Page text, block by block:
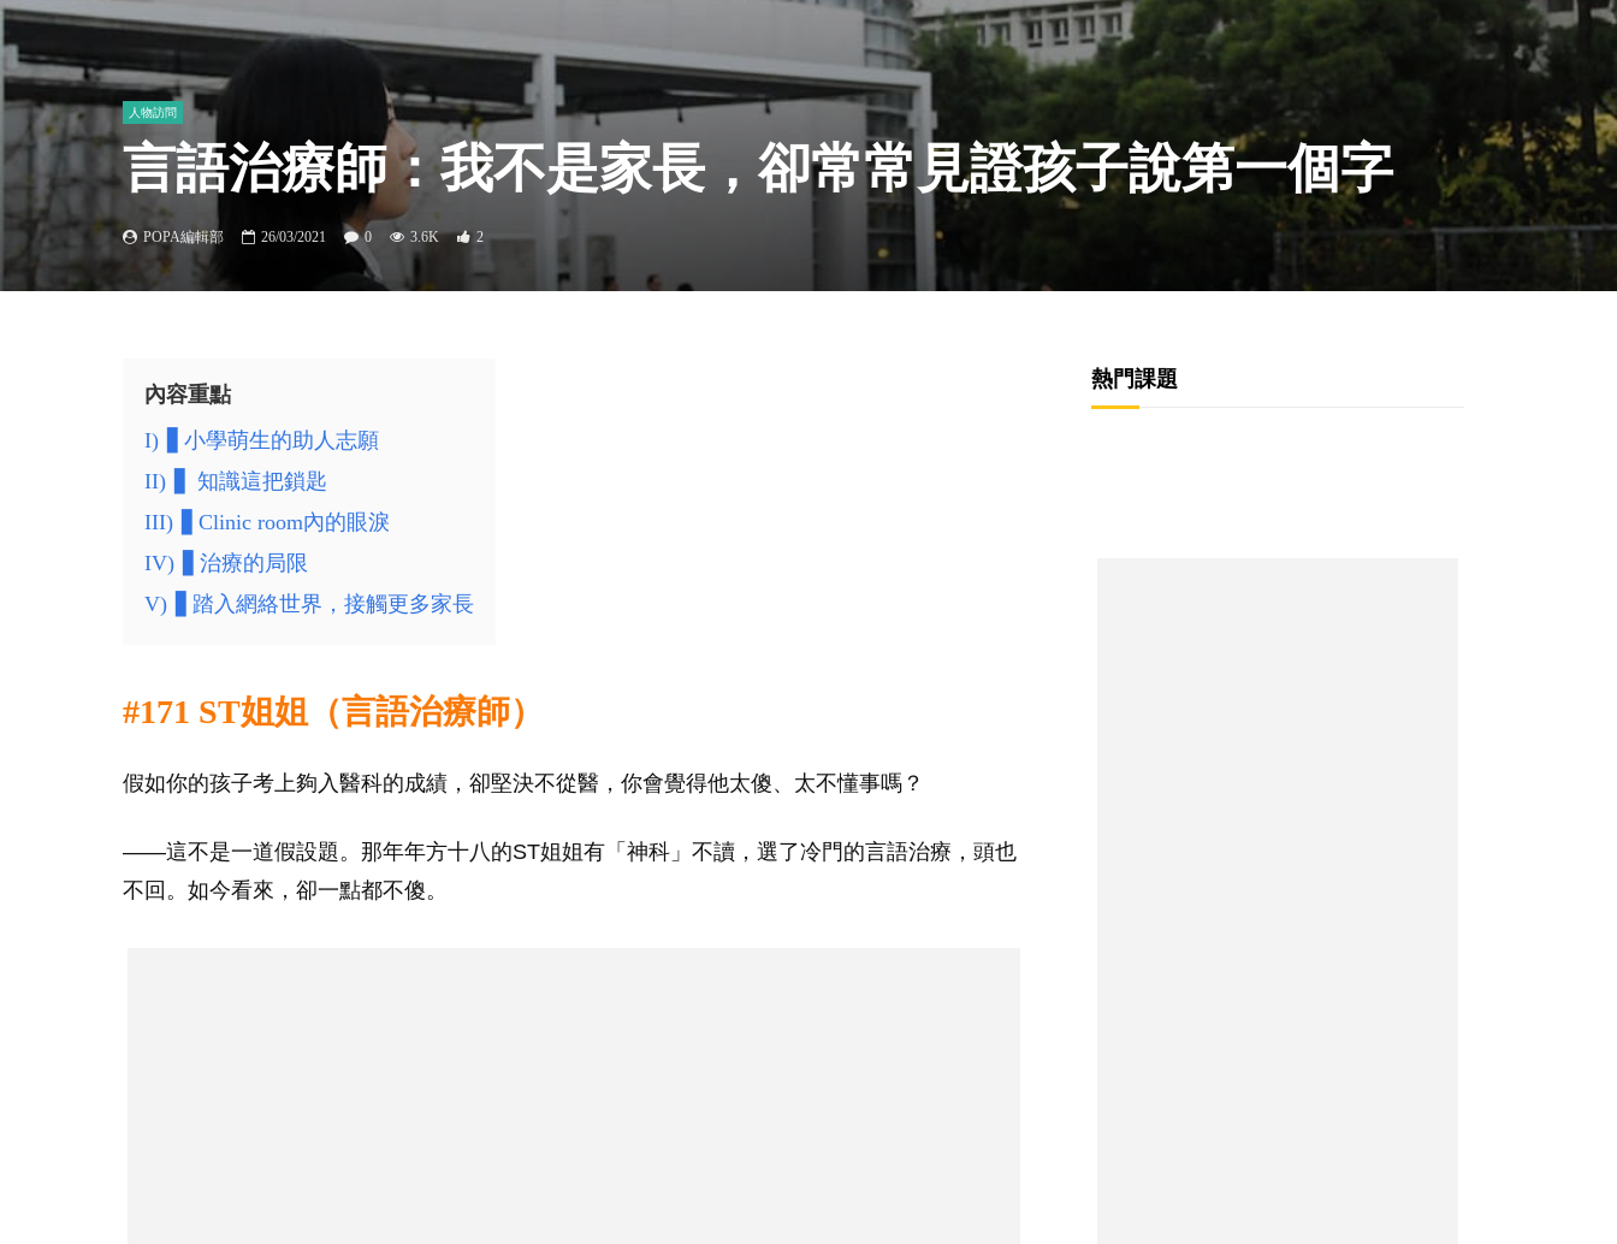
人物訪問
言語治療師：我不是家長，卻常常見證孩子說第一個字
POPA編輯部 26/03/2021 0 3.6K 2
內容重點
I)
▋小學萌生的助人志願
II)
▋ 知識這把鎖匙
III)
▋Clinic room內的眼淚
IV)
▋治療的局限
V)
▋踏入網絡世界，接觸更多家長
#171 ST姐姐（言語治療師）
假如你的孩子考上夠入醫科的成績，卻堅決不從醫，你會覺得他太傻、太不懂事嗎？
——這不是一道假設題。那年年方十八的ST姐姐有「神科」不讀，選了冷門的言語治療，頭也
不回。如今看來，卻一點都不傻。
熱門課題